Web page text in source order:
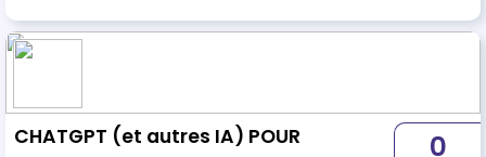
formation sur 8h en face à face en présentiel ou
à distance. Et nous aurons le plaisir de vous
CHATGPT (et autres IA) POUR
0